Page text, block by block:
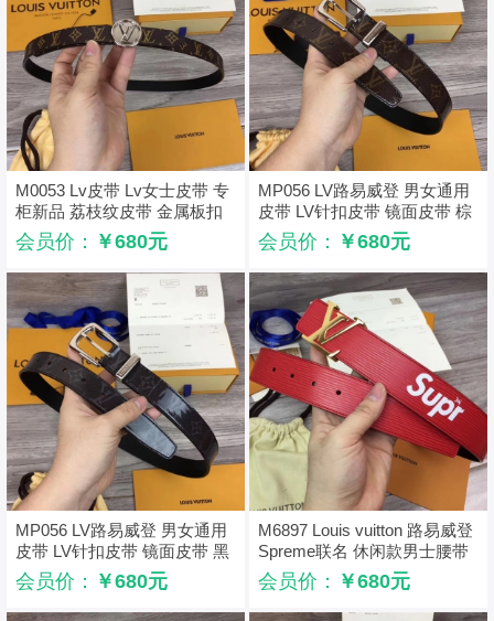
M0053 Lv皮带 Lv女士皮带 专
柜新品 荔枝纹皮带 金属板扣
银色
会员价： ￥680元
MP056 LV路易威登 男女通用
皮带 LV针扣皮带 镜面皮带 棕
色
会员价： ￥680元
MP056 LV路易威登 男女通用
皮带 LV针扣皮带 镜面皮带 黑
色
会员价： ￥680元
M6897 Louis vuitton 路易威登
Spreme联名 休闲款男士腰带
红色金扣
会员价： ￥680元